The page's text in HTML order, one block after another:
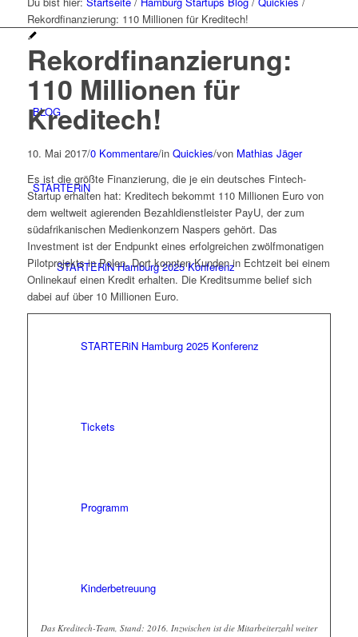
BLOG
STARTERiN
STARTERiN Hamburg 2025 Konferenz
STARTERiN Hamburg 2025 Konferenz
Tickets
Programm
Kinderbetreuung
Rekordfinanzierung: 110 Millionen für Kreditech!
Rekordfinanzierung:
110 Millionen für
Kreditech!
10. Mai 2017/0 Kommentare/in Quickies/von Mathias Jäger
Es ist die größte Finanzierung, die je ein deutsches Fintech-
Startup erhalten hat: Kreditech bekommt 110 Millionen Euro von
dem weltweit agierenden Bezahldienstleister PayU, der zum
südafrikanischen Medienkonzern Naspers gehört. Das
Investment ist der Endpunkt eines erfolgreichen zwölfmonatigen
Pilotprojekts in Polen. Dort konnten Kunden in Echtzeit bei einem
Onlinekauf einen Kredit erhalten. Die Kreditsumme belief sich
dabei auf über 10 Millionen Euro.
Das Kreditech-Team, Stand: 2016. Inzwischen ist die Mitarbeiterzahl weiter